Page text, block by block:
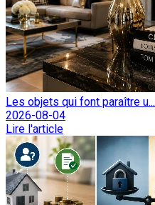
Les objets qui font paraître u...
2026-08-04
Lire l'article